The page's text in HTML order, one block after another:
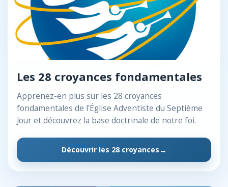
Les 28 croyances fondamentales
Apprenez-en plus sur les 28 croyances
fondamentales de l'Église Adventiste du Septième
Jour et découvrez la base doctrinale de notre foi.
Découvrir les 28 croyances